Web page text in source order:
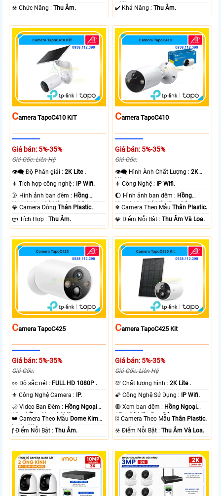
️☣️ Chức Năng :Thu Âm.
+ Nhựa.
️✔️ Khả Năng :Thu Âm.
CAmera TapoC410 KIT
Giá bán: 5%-35%
Giá Gốc: Liên Hệ
👁️‍🗨 Độ Phân giải :2K Lite .
⚜️ Tích hợp công nghệ : IP Wifi.
🌛 Hình ảnh ban đêm : Hồng
Ngoại 10m Có Màu Ban Ðêm.
💎 Camera DòngThân Plastic.
️ლ Tích Hợp :Thu Âm.
CAmera TapoC410
Giá bán: 5%-35%
Giá Gốc:
👁️‍🗨 Hình Ành Chất Lượng :2K
Lite .
⚜️ Công Nghệ : IP Wifi.
🌔 Hình ảnh ban đêm : Hồng
Ngoại 10m Có Màu Ban Ðêm.
❄ Camera Theo MẫuThân Plastic.
️💎 Điểm Nỗi Bật :Thu Âm Và Loa.
CAmera TapoC425
Giá bán: 5%-35%
Giá Gốc:
️👀 Độ sắc nét : FULL HD 1080P .
⚜️ Công Nghệ Camera : IP.
🌙 Video Ban Đêm : Hồng Ngoại
10m Hồng Ngoại SMD.
👑 Camera Theo Mẫu Dome Kim
loại + Nhựa.
️ƒ Điểm Nỗi Bật :Thu Âm.
CAmera TapoC425 Kit
Giá bán: 5%-35%
Giá Gốc: Liên Hệ
💯 Chất lượng hình :2K Lite .
🌠 Công Nghệ Sử Dụng : IP Wifi.
🔴 Xem ban đêm : Hồng Ngoại
15m Có Màu Ban Ðêm.
⛓ Camera Theo MẫuThân Plastic.
️☣️ Điểm Nỗi Bật :Thu Âm Và Loa.